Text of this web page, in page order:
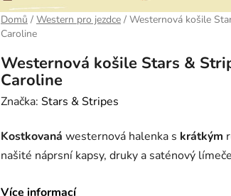
Domů / Western pro jezdce / Westernová košile
Caroline
Westernová košile Stars &
Caroline
Značka: Stars & Stripes
Kostkovaná westernová halenka s krátkým
našité náprsní kapsy, druky a saténový
Více informací